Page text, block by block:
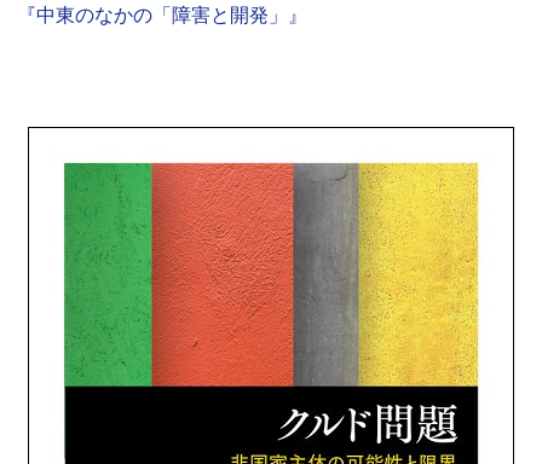
『中東のなかの「障害と開発」』